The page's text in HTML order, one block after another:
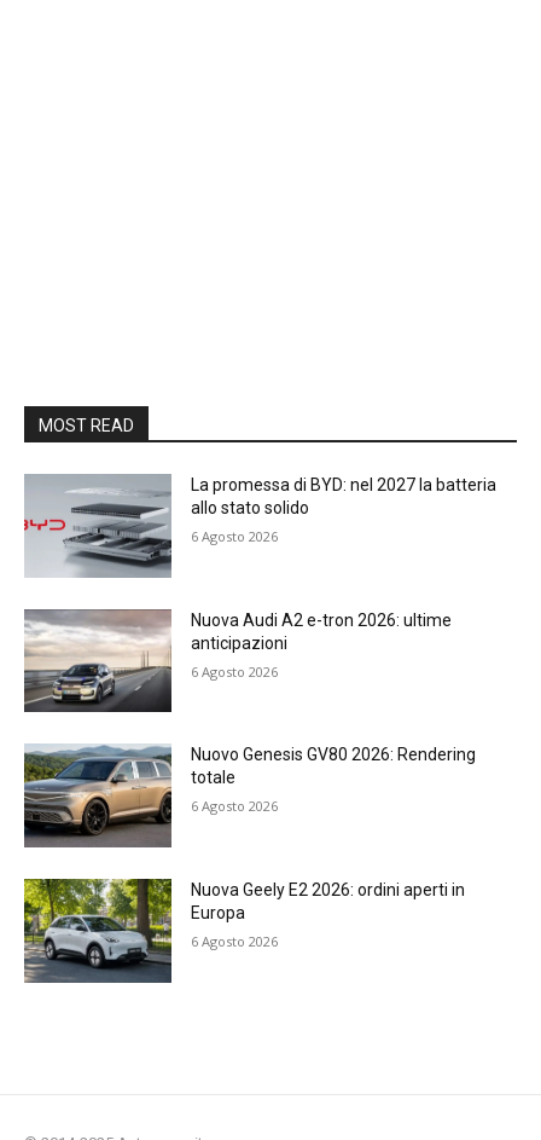
MOST READ
La promessa di BYD: nel 2027 la batteria
allo stato solido
6 Agosto 2026
Nuova Audi A2 e-tron 2026: ultime
anticipazioni
6 Agosto 2026
Nuovo Genesis GV80 2026: Rendering
totale
6 Agosto 2026
Nuova Geely E2 2026: ordini aperti in
Europa
6 Agosto 2026